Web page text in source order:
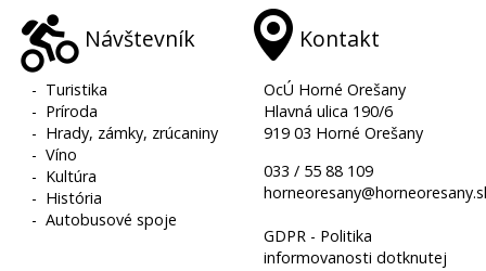
Návštevník
- Turistika
- Príroda
- Hrady, zámky, zrúcaniny
-Víno
- Kultúra
- História
-Autobusové spoje
Kontakt
OcÚ Horné Orešany
Hlavná ulica 190/6
919 03 Horné Orešany
033 / 55 88 109
GDPR - Politika
informovanosti dotknutej